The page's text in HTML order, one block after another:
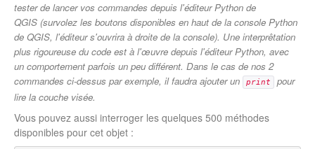
tester de lancer vos commandes depuis l'éditeur Python de
QGIS (survolez les boutons disponibles en haut de la console Python
de QGIS, l'éditeur s'ouvrira à droite de la console). Une interprêtation
plus rigoureuse du code est à l'œuvre depuis l'éditeur Python, avec
un comportement parfois un peu différent. Dans le cas de nos 2
commandes ci-dessus par exemple, il faudra ajouter un
print
pour
lire la couche visée.
Vous pouvez aussi interroger les quelques 500 méthodes
disponibles pour cet objet :